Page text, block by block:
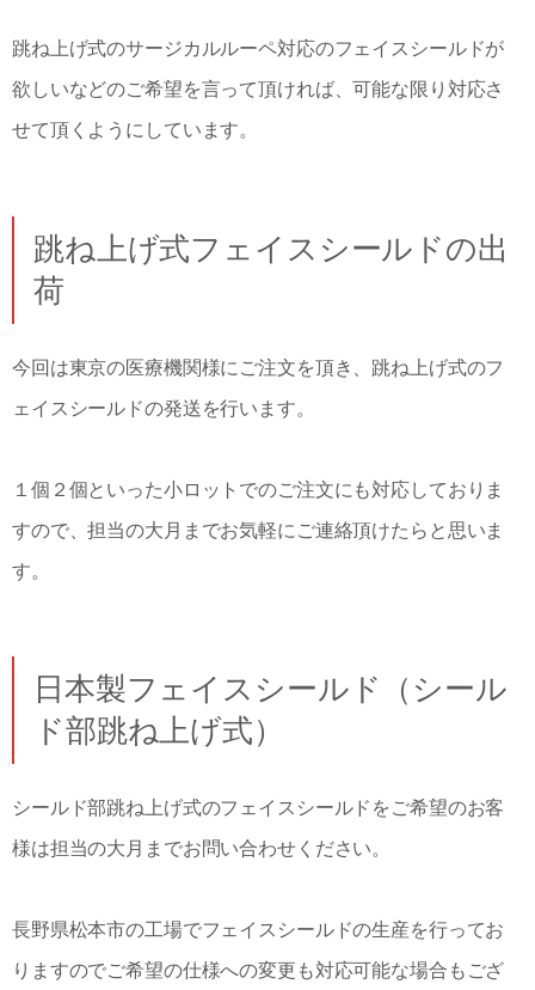
跳ね上げ式のサージカルルーペ対応のフェイスシールドが
欲しいなどのご希望を言って頂ければ、可能な限り対応さ
せて頂くようにしています。
跳ね上げ式フェイスシールドの出
荷
今回は東京の医療機関様にご注文を頂き、跳ね上げ式のフ
ェイスシールドの発送を行います。
１個２個といった小ロットでのご注文にも対応しておりま
すので、担当の大月までお気軽にご連絡頂けたらと思いま
す。
日本製フェイスシールド（シール
ド部跳ね上げ式）
シールド部跳ね上げ式のフェイスシールドをご希望のお客
様は担当の大月までお問い合わせください。
長野県松本市の工場でフェイスシールドの生産を行ってお
りますのでご希望の仕様への変更も対応可能な場合もござ